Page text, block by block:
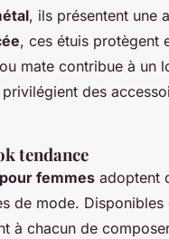
, ils présentent une
, ces étuis protègent
mate contribue à un
des
tendance
femmes adoptent
de mode.
à chacun de